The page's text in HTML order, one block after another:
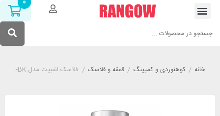
خانه/ کوهنوردی و کمپینگ/ قمقه و فلاسک/ فلاسک اشبیت مدل ESBIT VF500SC-BK گنجایش 500 میلی لیتر